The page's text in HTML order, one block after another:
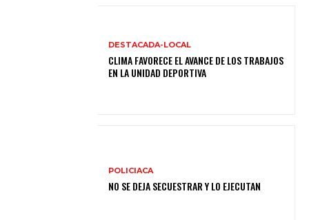
DESTACADA-LOCAL
CLIMA FAVORECE EL AVANCE DE LOS TRABAJOS
EN LA UNIDAD DEPORTIVA
POLICIACA
NO SE DEJA SECUESTRAR Y LO EJECUTAN